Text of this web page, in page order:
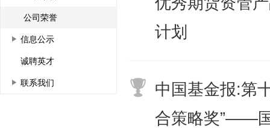
公司荣誉
信息公示
诚聘英才
联系我们
计划
中国基金报:第
合策略奖”——